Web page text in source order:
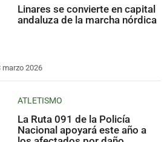
Linares se convierte en capital
andaluza de la marcha nórdica
marzo 2026
ATLETISMO
La Ruta 091 de la Policía
Nacional apoyará este año a